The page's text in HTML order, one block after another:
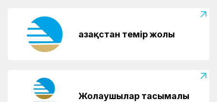
Қазақстан темір жолы
Жолаушылар тасымалы